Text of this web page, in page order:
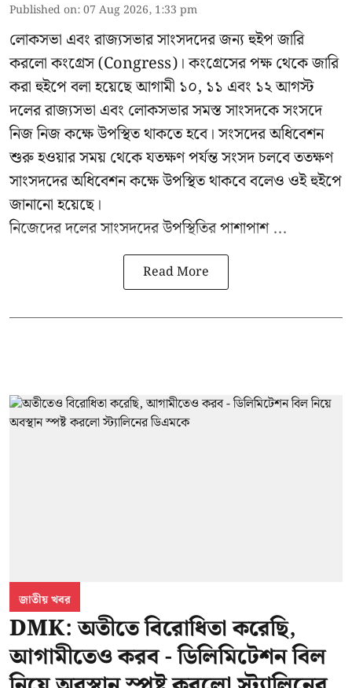
Published on:07 Aug 2026, 1:33 pm
লোকসভা এবং রাজ্যসভার সাংসদদের জন্য হুইপ জারি
করলো কংগ্রেস (Congress)। কংগ্রেসের পক্ষ থেকে জারি
করা হুইপে বলা হয়েছে আগামী ১০, ১১ এবং ১২ আগস্ট
দলের রাজ্যসভা এবং লোকসভার সমস্ত সাংসদকে সংসদে
নিজ নিজ কক্ষে উপস্থিত থাকতে হবে। সংসদের অধিবেশন
শুরু হওয়ার সময় থেকে যতক্ষণ পর্যন্ত সংসদ চলবে ততক্ষণ
সাংসদদের অধিবেশন কক্ষে উপস্থিত থাকবে বলেও ওই হুইপে
জানানো হয়েছে।
নিজেদের দলের সাংসদদের উপস্থিতির পাশাপাশ ...
Read More
জাতীয় খবর
DMK: অতীতে বিরোধিতা করেছি,
আগামীতেও করব - ডিলিমিটেশন বিল